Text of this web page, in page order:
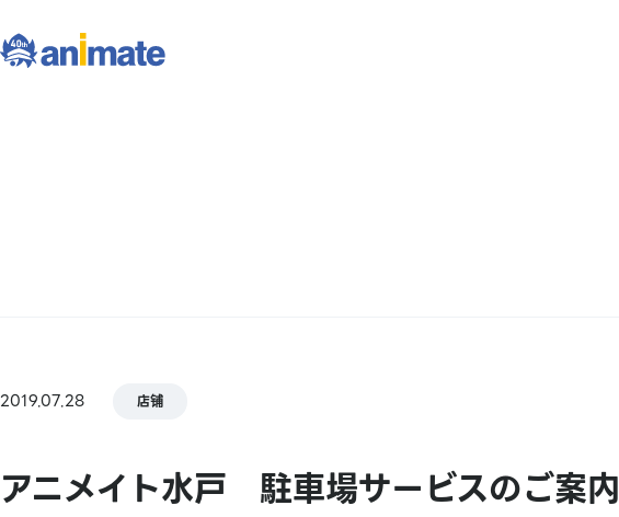
2019.07.28 店铺
アニメイト水戸 駐車場サービスのご案内